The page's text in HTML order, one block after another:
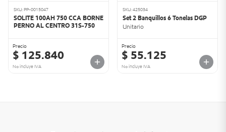
SKU: PP-0015047
SOLITE 100AH 750 CCA BORNE
PERNO AL CENTRO 31S-750
Precio
$ 125.840
No incluye IVA
SKU: 425034
Set 2 Banquillos 6 Tonelas DGP
Unitario
Precio
$ 55.125
No incluye IVA